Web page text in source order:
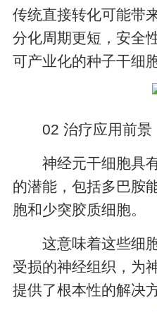
传统直接转化可能带
分化周期更短，安全
可产业化的种子干细
02 治疗应用前景
神经元干细胞具
的潜能，包括多巴胺
胞和少突胶质细胞。
这意味着这些细
受损的神经组织，为
提供了根本性的解决